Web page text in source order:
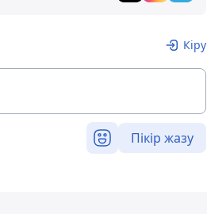
Кіру
Пікір жазу